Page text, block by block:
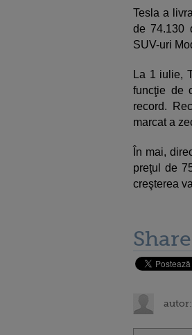
Tesla a
de 74.130
SUV-uri
La 1 iulie,
funcţie de
record.
marcat a
În mai,
preţul de
creşterea
autor: